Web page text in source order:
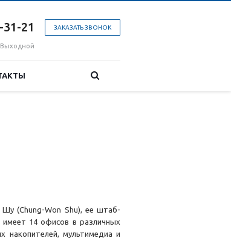
ЗАКАЗАТЬ ЗВОНОК
31-21
Выходной
Шу (Chung-Won Shu), ее штаб-
имеет 14 офисов в различных
мультимедиа и